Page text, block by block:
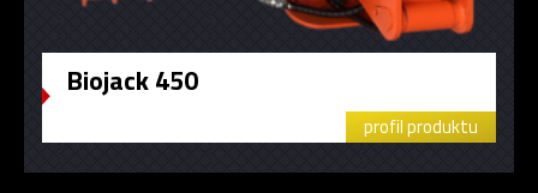
Biojack 450
profil produktu